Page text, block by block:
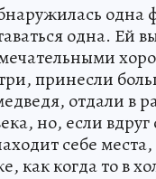
одна
одна. Ей
принесли
отдали в
но, если вдруг
себе места,
как когда то в